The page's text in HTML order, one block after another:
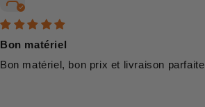
Bon matériel
Bon matériel, bon prix et livraison parfaite